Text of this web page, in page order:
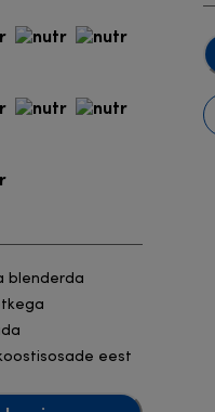
blenderda
eest